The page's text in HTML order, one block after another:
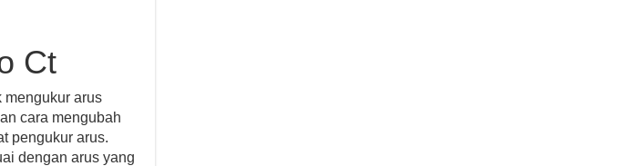
Ct
mengukur arus
cara mengubah
pengukur arus.
dengan arus yang